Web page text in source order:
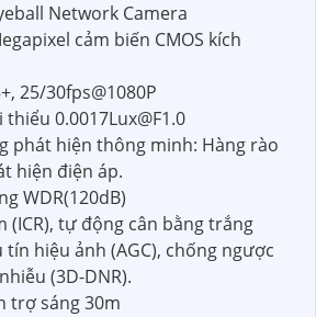
Network Camera
cảm biến CMOS kích
25/30fps@1080P
0.0017Lux@F1.0
phát hiện thông minh: Hàng rào
hiện điện áp.
WDR(120dB)
(ICR), tự động cân bằng trắng
tín hiệu ảnh (AGC), chống ngược
(3D-DNR).
trợ sáng 30m